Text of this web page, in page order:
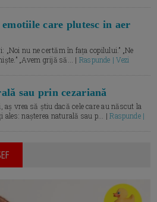
care plutesc in aer
„Noi nu ne certăm în fața copilului.” „Ne
„Avem grijă să... | Raspunde | Vezi
sau prin cezariană
aș vrea să știu dacă cele care au născut la
ales: nașterea naturală sau p... |Raspunde |